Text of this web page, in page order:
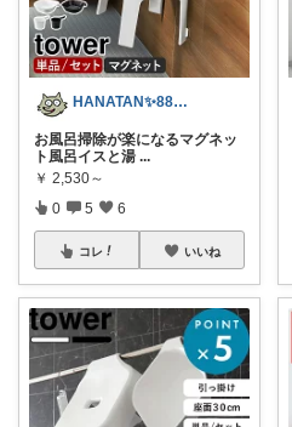
HANATAN✨888何もできなかった✨
お風呂掃除が楽になるマグネッ
ト風呂イスと湯 ...
￥ 2,530～
0 5 6
コレ いいね